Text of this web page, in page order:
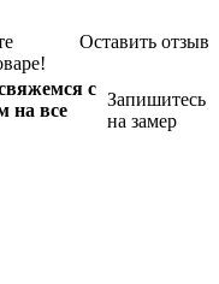
Оставить отзыв
с
на все
Запишитесь
на замер